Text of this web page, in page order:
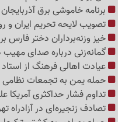
برنامه خاموشی برق آذربایجان
تصویب لایحه تحریم ایران و
خیز وزنه‌برداران دختر فارس
گمانه‌زنی درباره صدای
عیادت اهالی فرهنگ از استاد
حمله یمن به تجمعات
تداوم فشار حداکثری آمریکا
تصادف زنجیره‌ای در آزادراه